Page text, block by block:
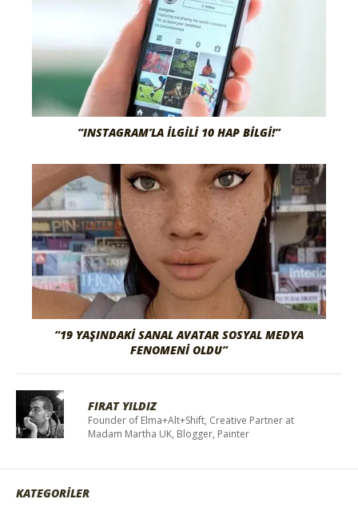
“INSTAGRAM’LA İLGILI 10 HAP BILGI!”
“19 YAŞINDAKI SANAL AVATAR SOSYAL MEDYA
FENOMENI OLDU”
FIRAT YILDIZ
Founder of Elma+Alt+Shift, Creative Partner at
Madam Martha UK, Blogger, Painter
KATEGORİLER